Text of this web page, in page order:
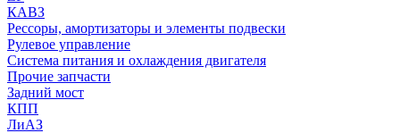
КАВЗ
Рессоры, амортизаторы и элементы подвески
Рулевое управление
Система питания и охлаждения двигателя
Прочие запчасти
Задний мост
КПП
ЛиАЗ